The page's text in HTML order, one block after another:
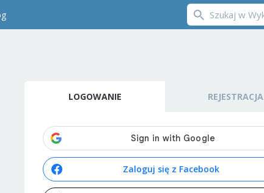
LOGOWANIE REJESTRACJA
Zaloguj się z Facebook